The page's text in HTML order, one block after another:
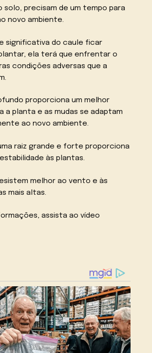
solo, precisam de um tempo para
novo ambiente.
significativa do caule ficar
ela terá que enfrentar o
condições adversas que a
proporciona um melhor
a planta e as mudas se adaptam
ao novo ambiente.
raiz grande e forte proporciona
às plantas.
melhor ao vento e às
mais altas.
assista ao vídeo